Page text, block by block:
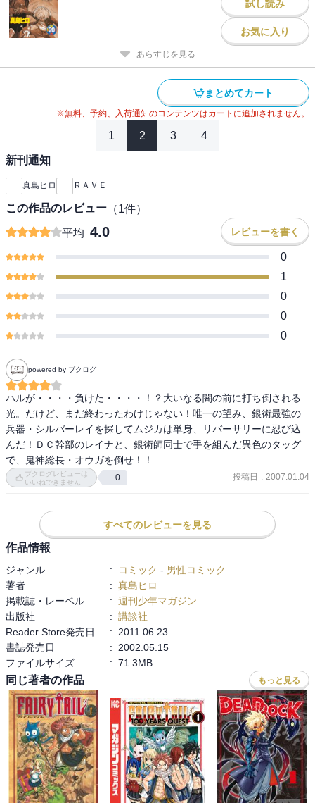
試し読み
お気に入り
あらすじを見る
まとめてカート
※無料、予約、入荷通知のコンテンツはカートに追加されません。
1 2 3 4
新刊通知
真島ヒロ ＲＡＶＥ
この作品のレビュー （1件）
平均 4.0 レビューを書く
0
1
0
0
0
powered by ブクログ
ハルが・・・・負けた・・・・！？大いなる闇の前に打ち倒される
光。だけど、まだ終わったわけじゃない！唯一の望み、銀術最強の
兵器・シルバーレイを探してムジカは単身、リバーサリーに忍び込
んだ！ＤＣ幹部のレイナと、銀術師同士で手を組んだ異色のタッグ
で、鬼神総長・オウガを倒せ！！
ブクログレビューは
いいねできません
0 投稿日 : 2007.01.04
すべてのレビューを見る
作品情報
ジャンル : コミック - 男性コミック
著者
: 真島ヒロ
掲載誌・レーベル
: 週刊少年マガジン
出版社
: 講談社
Reader Store発売日
:
2011.06.23
書誌発売日
:
2002.05.15
ファイルサイズ
: 71.3MB
同じ著者の作品 もっと見る